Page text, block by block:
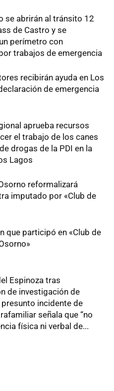
se abrirán al tránsito 12
de Castro y se
perímetro con
trabajos de emergencia
recibirán ayuda en Los
de emergencia
aprueba recursos
el trabajo de los canes
drogas de la PDI en la
Lagos
reformalizará
imputado por «Club de
que participó en «Club de
Espinoza tras
de investigación de
incidente de
señala que “no
física ni verbal de...